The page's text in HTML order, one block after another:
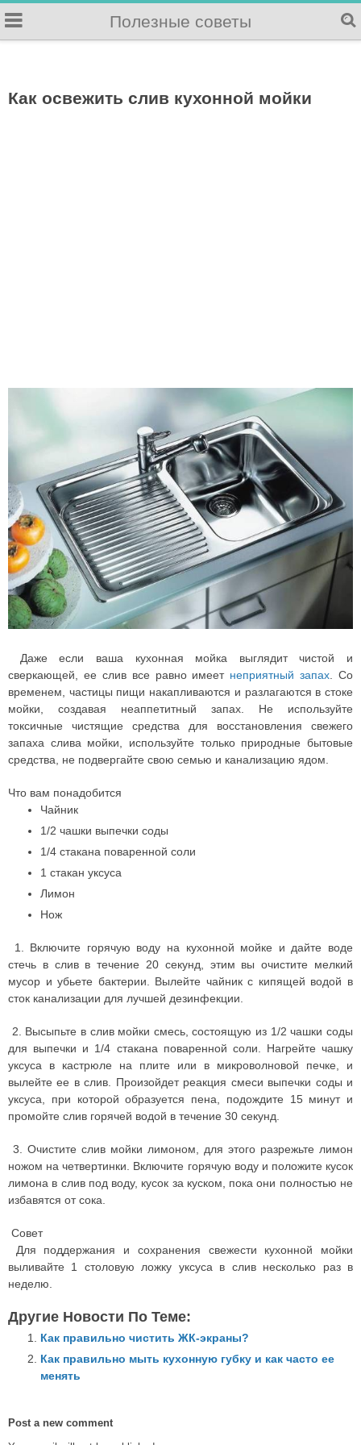
Полезные советы
Как освежить слив кухонной мойки
Даже если ваша кухонная мойка выглядит чистой и
сверкающей, ее слив все равно имеет неприятный запах . Со
временем, частицы пищи накапливаются и разлагаются в стоке
мойки, создавая неаппетитный запах.
Не используйте
токсичные чистящие средства для восстановления свежего
запаха слива мойки, используйте только природные бытовые
средства, не подвергайте свою семью и канализацию ядом.
Что вам понадобится
Чайник
1/2 чашки выпечки соды
1/4 стакана поваренной соли
1 стакан уксуса
Лимон
Нож
1. Включите горячую воду на кухонной мойке и дайте воде
стечь в слив в течение 20 секунд, этим вы очистите мелкий
мусор и убьете бактерии. Вылейте чайник с кипящей водой в
сток канализации для лучшей дезинфекции.
2. Высыпьте в слив мойки смесь, состоящую из 1/2 чашки соды
для выпечки и 1/4 стакана поваренной соли. Нагрейте чашку
уксуса в кастрюле на плите или в микроволновой печке, и
вылейте ее в слив. Произойдет реакция смеси выпечки соды и
уксуса, при которой образуется пена, подождите 15 минут и
промойте слив горячей водой в течение 30 секунд.
3. Очистите слив мойки лимоном, для этого разрежьте лимон
ножом на четвертинки. Включите горячую воду и положите кусок
лимона в слив под воду, кусок за куском, пока они полностью не
избавятся от сока.
Совет
Для поддержания и сохранения свежести кухонной мойки
выливайте 1 столовую ложку уксуса в слив несколько раз в
неделю.
Другие Новости По Теме:
Как правильно чистить ЖК-экраны?
Как правильно мыть кухонную губку и как часто ее
менять
Post a new comment